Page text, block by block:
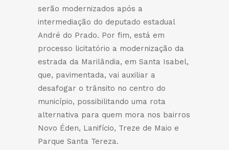
serão modernizados após a
intermediação do deputado estadual
André do Prado. Por fim, está em
processo licitatório a modernização da
estrada da Marilândia, em Santa Isabel,
que, pavimentada, vai auxiliar a
desafogar o trânsito no centro do
município, possibilitando uma rota
alternativa para quem mora nos bairros
Novo Éden, Lanifício, Treze de Maio e
Parque Santa Tereza.